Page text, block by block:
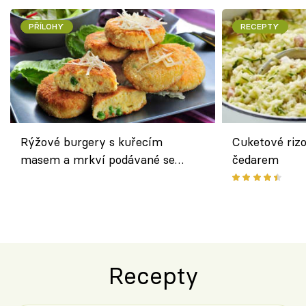
PŘÍLOHY
Rýžové burgery s kuřecím
masem a mrkví podávané se
RECEPTY
Cuketové
čedarem
Recepty